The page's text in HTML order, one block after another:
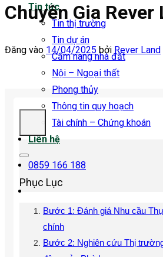
Tin tức
Tin thị trường
Tin dự án
Cẩm nang nhà đất
Nội – Ngoại thất
Phong thủy
Thông tin quy hoạch
Tài chính – Chứng khoán
Liên hệ
0859 166 188
Chuyên Gia Rever
Đăng vào 14/04/2025 bởi Rever Land
Phục Lục
Bước 1: Đánh giá Nhu cầu
chính
Bước 2: Nghiên cứu Thị